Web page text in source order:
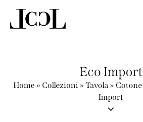
Eco Import
Home » Collezioni » Tavola » Cotone
Import